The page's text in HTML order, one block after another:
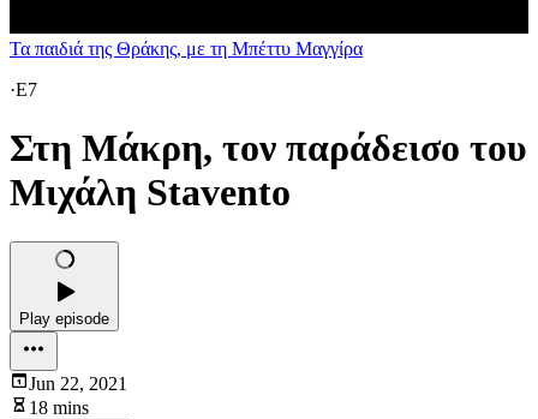
Τα παιδιά της Θράκης, με τη Μπέττυ Μαγγίρα
·E7
Στη Μάκρη, τον παράδεισο του
Μιχάλη Stavento
Play episode
Jun 22, 2021
18 mins